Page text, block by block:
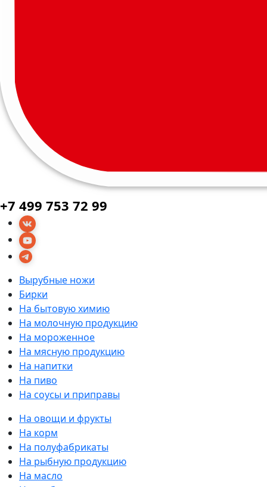
+7 499 753 72 99
Вырубные ножи
Бирки
На бытовую химию
На молочную продукцию
На мороженное
На мясную продукцию
На напитки
На пиво
На соусы и приправы
На овощи и фрукты
На корм
На полуфабрикаты
На рыбную продукцию
На масло